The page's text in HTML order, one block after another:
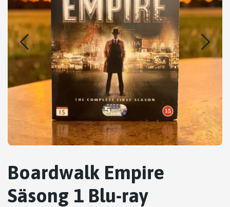
Boardwalk Empire
Säsong 1 Blu-ray